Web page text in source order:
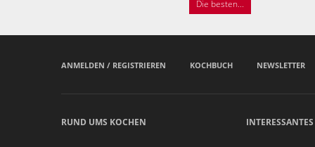
Die besten...
ANMELDEN / REGISTRIEREN KOCHBUCH NEWSLETTER
RUND UMS KOCHEN